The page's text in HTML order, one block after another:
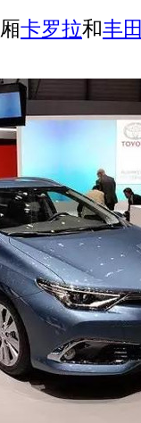
卡罗拉和丰